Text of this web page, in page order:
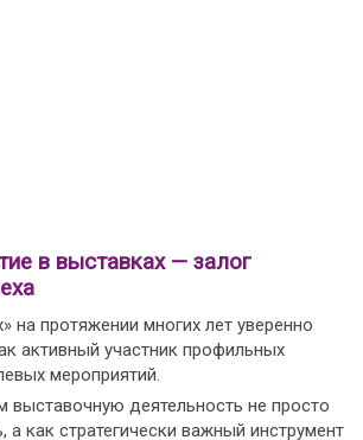
в выставках — залог
на протяжении многих лет уверенно
активный участник профильных
мероприятий.
выставочную деятельность не просто
а как стратегически важный инструмент